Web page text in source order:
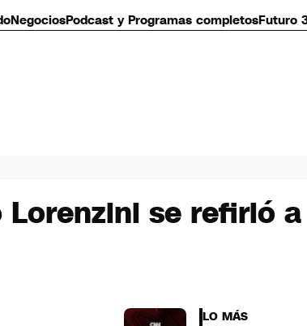
NegociosPodcast y Programas completosFuturo
Lorenzini se refirió
LO MÁS